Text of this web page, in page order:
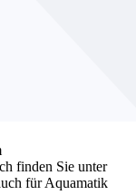
finden Sie unter
für Aquamatik